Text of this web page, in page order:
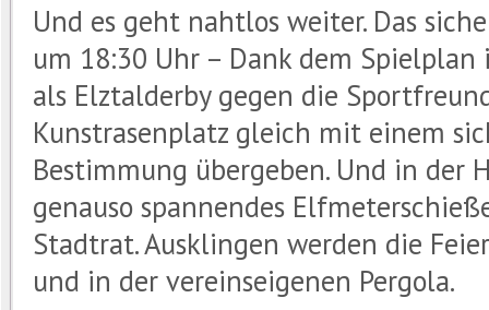
Und es geht nahtlos weiter. Das
um 18:30 Uhr – Dank dem Spielplan
als Elztalderby gegen die
Kunstrasenplatz gleich mit einem
Bestimmung übergeben. Und in der
genauso spannendes
Stadtrat. Ausklingen werden die
und in der vereinseigenen Pergola.